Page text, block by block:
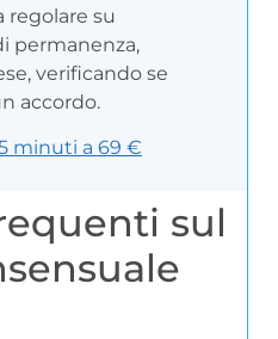
regolare su
permanenza,
verificando se
accordo.
minuti a 69 €
sul